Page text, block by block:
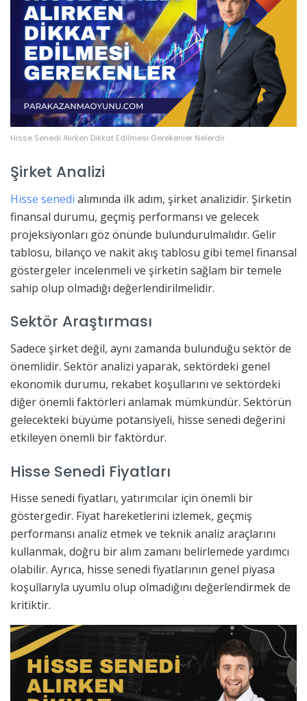
Hisse Senedi Alırken Dikkat Edilmesi Gerekenler Nelerdir
Şirket Analizi
Hisse senedi alımında ilk adım, şirket analizidir. Şirketin
finansal durumu, geçmiş performansı ve gelecek
projeksiyonları göz önünde bulundurulmalıdır. Gelir
tablosu, bilanço ve nakit akış tablosu gibi temel finansal
göstergeler incelenmeli ve şirketin sağlam bir temele
sahip olup olmadığı değerlendirilmelidir.
Sektör Araştırması
Sadece şirket değil, aynı zamanda bulunduğu sektör de
önemlidir. Sektör analizi yaparak, sektördeki genel
ekonomik durumu, rekabet koşullarını ve sektördeki
diğer önemli faktörleri anlamak mümkündür. Sektörün
gelecekteki büyüme potansiyeli, hisse senedi değerini
etkileyen önemli bir faktördür.
Hisse Senedi Fiyatları
Hisse senedi fiyatları, yatırımcılar için önemli bir
göstergedir. Fiyat hareketlerini izlemek, geçmiş
performansı analiz etmek ve teknik analiz araçlarını
kullanmak, doğru bir alım zamanı belirlemede yardımcı
olabilir. Ayrıca, hisse senedi fiyatlarının genel piyasa
koşullarıyla uyumlu olup olmadığını değerlendirmek de
kritiktir.